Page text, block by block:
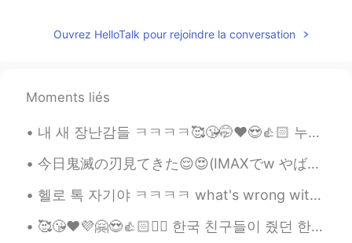
HI KR
Thank you
TAKEHIRO ITO 2020.10.06 12:55
HI KR
Ouvrez HelloTalk pour rejoindre la conversation
Moments liés
내 새 장난감들 ㅋㅋㅋㅋ🥰😘🤭❤️😍👍🏻 누가 데드 리프트를 좋아하는가? 얼마나 들 수 있어요? Who else like lifting? How much you can li...
今日鬼滅の刃見てきた😌😍(IMAXでw やばい) 漫画読んでたから心の準備できた☺ でも、それでも悲しくて😭 人が多くてちゃんと泣けなくて、歩く時は重く感じながら帰ってきた笑笑 悲しさが重くて頭...
헬로 톡 자기야 ㅋㅋㅋㅋ what's wrong with HT 😂🤣🙄 if i hide my face on pics covered with emojis they al...
🥰😘❤️💜🤗😍👍🏻✌🏻 한국 친구들이 줬던 한국 친구들을 만나서 너무 고마워요 내일은 내 b 날입니다. 그들은 뭔가를 계획하고 있지만 올해 생일을 축하 할 수 없습니다. s...